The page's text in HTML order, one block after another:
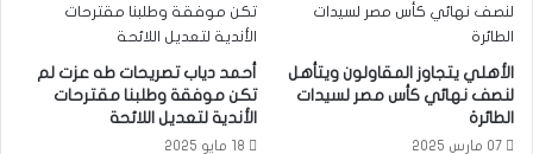
الأهلي يتجاوز المقاولون ويتأهل
لنصف نهائي كأس مصر لسيدات
الطائرة
07 مارس 2025
أحمد دياب تصريحات طه عزت لم
تكن موفقة وطلبنا مقترحات
الأندية لتعديل اللائحة
18 مايو 2025